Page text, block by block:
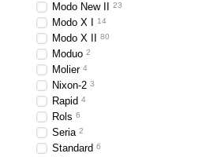
Modo New II 23
Modo X I 14
Modo X II 80
Moduo 2
Molier 4
Nixon-2 3
Rapid 4
Rols 6
Seria 2
Standard 6